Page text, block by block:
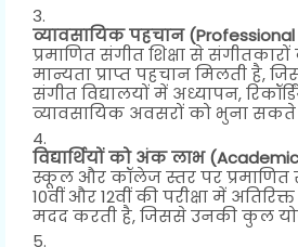
व्यावसायिक पहचान
प्रमाणित संगीत शिक्षा से
मान्यता प्राप्त पहचान मिलती है,
संगीत विद्यालयों में अध्यापन,
व्यावसायिक अवसरों को भुना सकते
विद्यार्थियों को अंक लाभ
स्कूल और कॉलेज स्तर पर प्रमाणित
10वीं और 12वीं की परीक्षा में
मदद करती है, जिससे उनकी कुल